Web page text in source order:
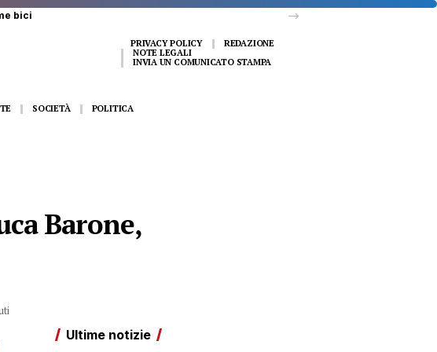
PRIVACY POLICY
REDAZIONE
NOTE LEGALI
INVIA UN COMUNICATO STAMPA
SOCIETÀ POLITICA
Barone,
Ultime notizie